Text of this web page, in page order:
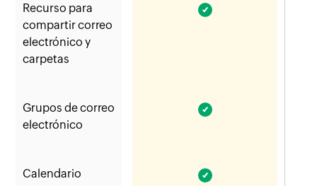
Recurso para
compartir correo
electrónico y
carpetas
Grupos de correo
electrónico
Calendario
Zoho Mail: Sí
Zoho Mail: Sí
Zoho Mail: Sí